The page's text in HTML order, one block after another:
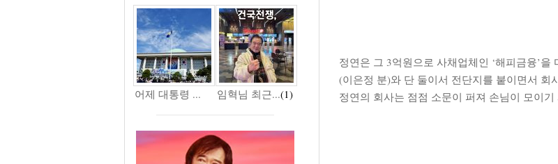
어제 대통령 ... 임혁님 최근...(1)
정연은 그 3억원으로 사채업체인 ‘해피금융’
(이은정 분)와 단 둘이서 전단지를 붙이면서
정연의 회사는 점점 소문이 퍼져 손님이 모이기